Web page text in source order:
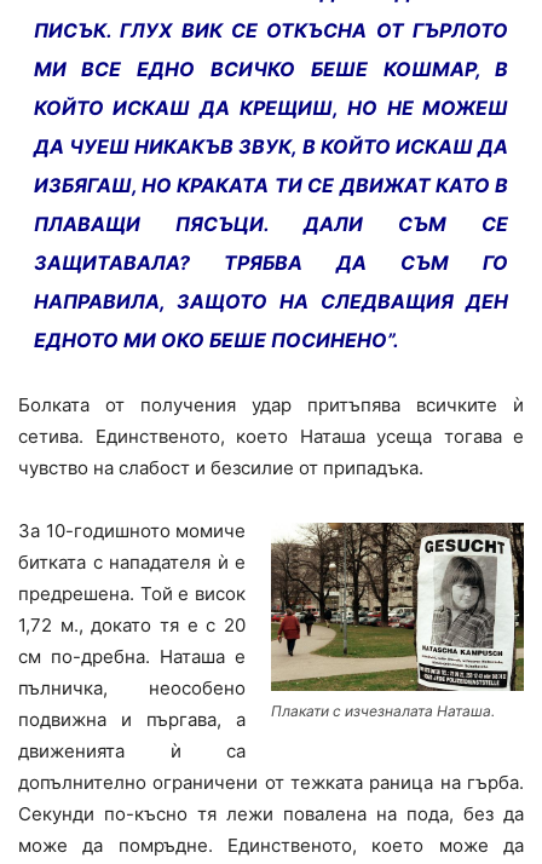
ПИСЪК. ГЛУХ ВИК СЕ ОТКЪСНА ОТ ГЪРЛОТО
МИ ВСЕ ЕДНО ВСИЧКО БЕШЕ КОШМАР, В
КОЙТО ИСКАШ ДА КРЕЩИШ, НО НЕ МОЖЕШ
ДА ЧУЕШ НИКАКЪВ ЗВУК, В КОЙТО ИСКАШ ДА
ИЗБЯГАШ, НО КРАКАТА ТИ СЕ ДВИЖАТ КАТО В
ПЛАВАЩИ ПЯСЪЦИ. ДАЛИ СЪМ СЕ
ЗАЩИТАВАЛА? ТРЯБВА ДА СЪМ ГО
НАПРАВИЛА, ЗАЩОТО НА СЛЕДВАЩИЯ ДЕН
ЕДНОТО МИ ОКО БЕШЕ ПОСИНЕНО”.
Болката от получения удар притъпява всичките ѝ
сетива. Единственото, което Наташа усеща тогава е
чувство на слабост и безсилие от припадъка.
Плакати с изчезналата Наташа.
За 10-годишното момиче
битката с нападателя ѝ е
предрешена. Той е висок
1,72 м., докато тя е с 20
см по-дребна. Наташа е
пълничка, неособено
подвижна и пъргава, а
движенията ѝ са
допълнително ограничени от тежката раница на гърба.
Секунди по-късно тя лежи повалена на пода, без да
може да помръдне. Единственото, което може да